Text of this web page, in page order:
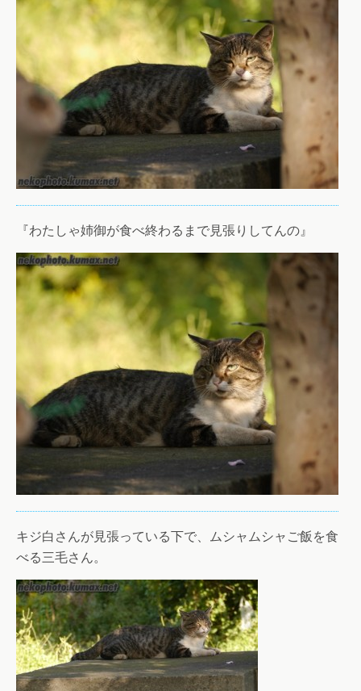
『わたしゃ姉御が食べ終わるまで見張りしてんの』
キジ白さんが見張っている下で、ムシャムシャご飯を食
べる三毛さん。